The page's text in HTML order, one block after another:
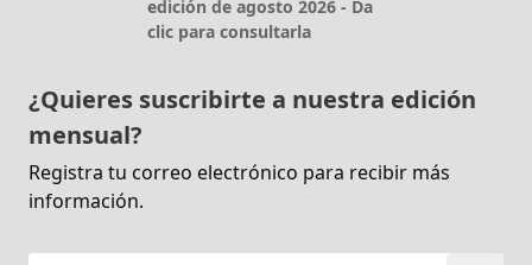
edición de agosto 2026 - Da
clic para consultarla
¿Quieres suscribirte a nuestra edición
mensual?
Registra tu correo electrónico para recibir más
información.